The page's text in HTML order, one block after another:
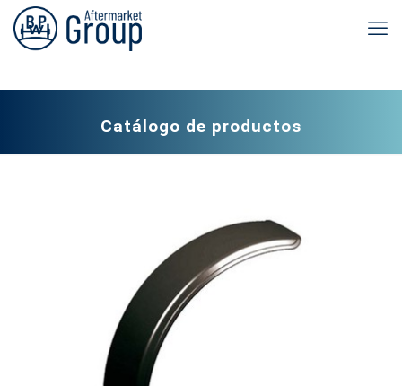
Catálogo de productos